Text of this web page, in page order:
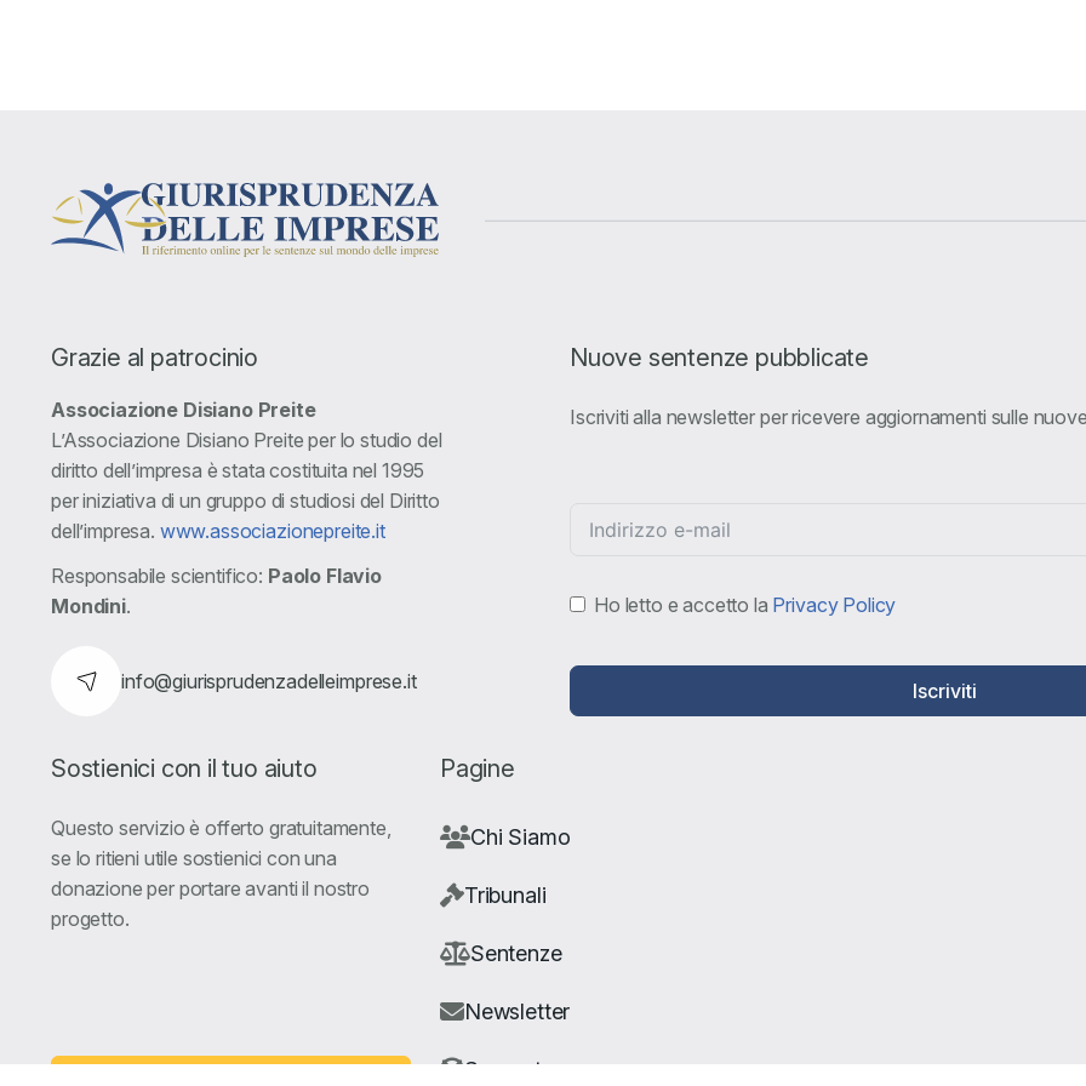
Grazie al patrocinio
Associazione Disiano Preite
L’Associazione Disiano Preite per lo studio del
diritto dell’impresa è stata costituita nel 1995
per iniziativa di un gruppo di studiosi del Diritto
dell’impresa. www.associazionepreite.it
Responsabile scientifico: Paolo Flavio
Mondini.
info@giurisprudenzadelleimprese.it
Nuove sentenze pubblicate
Iscriviti alla newsletter per ricevere aggiornamenti sulle
Ho letto e accetto la Privacy Policy
Iscriviti
Sostienici con il tuo aiuto
Questo servizio è offerto gratuitamente,
se lo ritieni utile sostienici con una
donazione per portare avanti il nostro
progetto.
Pagine
Chi Siamo
Tribunali
Sentenze
Newsletter
Supporto